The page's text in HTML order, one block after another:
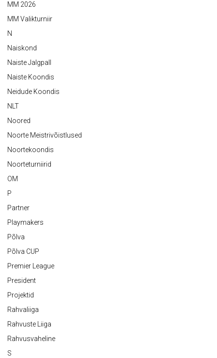
MM 2026
MM Valikturniir
N
Naiskond
Naiste Jalgpall
Naiste Koondis
Neidude Koondis
NLT
Noored
Noorte Meistrivõistlused
Noortekoondis
Noorteturniirid
OM
P
Partner
Playmakers
Põlva
Põlva CUP
Premier League
President
Projektid
Rahvaliiga
Rahvuste Liiga
Rahvusvaheline
S